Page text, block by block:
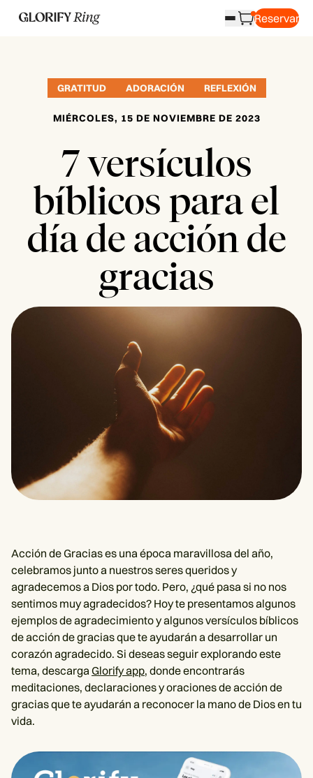
Reservar
GRATITUD ADORACIÓN REFLEXIÓN
MIÉRCOLES, 15 DE NOVIEMBRE DE 2023
7 versículos
bíblicos para el
día de acción de
gracias
Acción de Gracias es una época maravillosa del año,
celebramos junto a nuestros seres queridos y
agradecemos a Dios por todo. Pero, ¿qué pasa si no nos
sentimos muy agradecidos? Hoy te presentamos algunos
ejemplos de agradecimiento y algunos versículos bíblicos
de acción de gracias que te ayudarán a desarrollar un
corazón agradecido. Si deseas seguir explorando este
tema, descargaGlorify app, donde encontrarás
meditaciones, declaraciones y oraciones de acción de
gracias que te ayudarán a reconocer la mano de Dios en tu
vida.